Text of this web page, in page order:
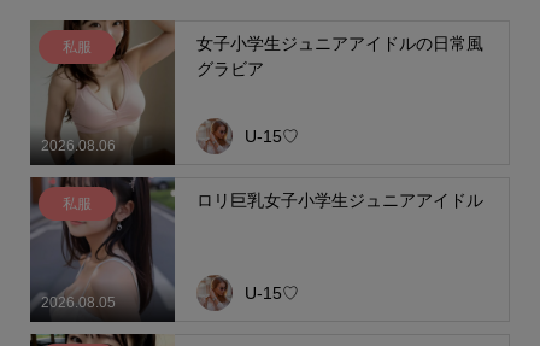
2026.08.06
私服
女子小学生ジュニアアイドルの日常風
グラビア
U-15♡
2026.08.05
私服 ロリ巨乳女子小学生ジュニアアイドル
U-15♡